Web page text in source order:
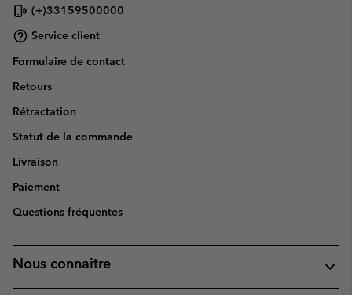
(+)33159500000
Service client
Formulaire de contact
Retours
Rétractation
Statut de la commande
Livraison
Paiement
Questions fréquentes
Nous connaitre